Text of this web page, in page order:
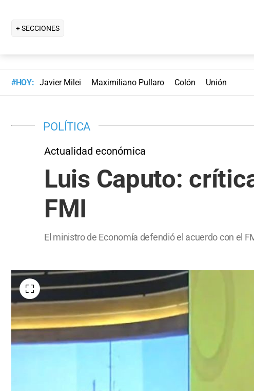
+ SECCIONES
#HOY: Javier Milei Maximiliano Pullaro Colón Unión
POLÍTICA
Actualidad económica
Luis Caputo:
FMI
El ministro de Economía defendió el acuerdo con el